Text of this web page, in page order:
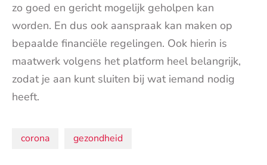
zo goed en gericht mogelijk geholpen kan
worden. En dus ook aanspraak kan maken op
bepaalde financiële regelingen. Ook hierin is
maatwerk volgens het platform heel belangrijk,
zodat je aan kunt sluiten bij wat iemand nodig
heeft.
Onderwerpen:
corona gezondheid